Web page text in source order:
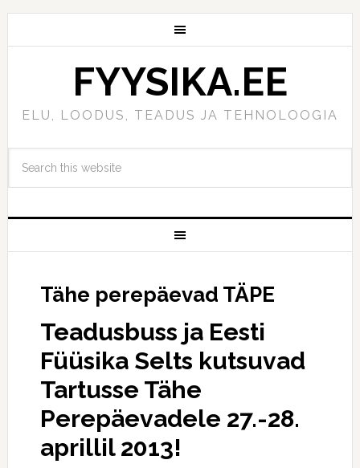
FYYSIKA.EE
ELU, LOODUS, TEADUS JA TEHNOLOOGIA
Tähe perepäevad TÄPE
Teadusbuss ja Eesti
Füüsika Selts kutsuvad
Tartusse Tähe
Perepäevadele 27.-28.
aprillil 2013!